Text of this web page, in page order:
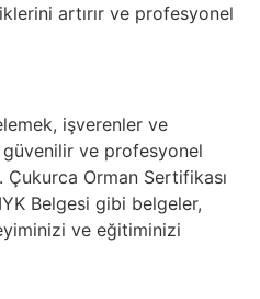
artırır ve profesyonel
işverenler ve
ve profesyonel
Çukurca Orman Sertifikası
Belgesi gibi belgeler,
ve eğitiminizi